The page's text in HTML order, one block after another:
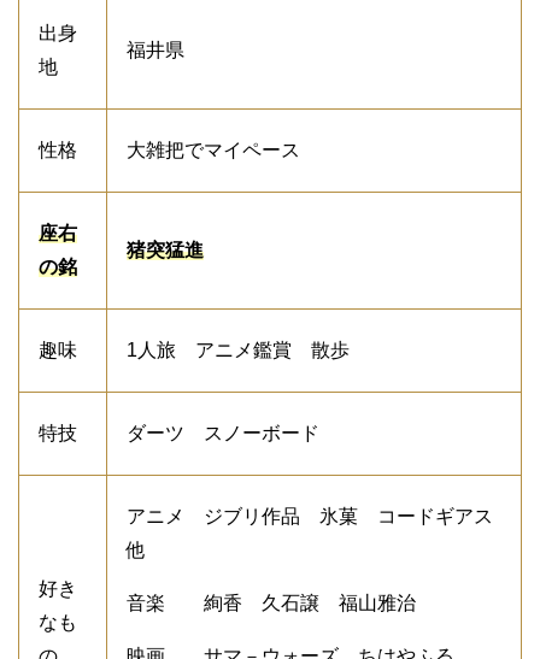
出身
地
福井県
性格 大雑把でマイペース
座右
の銘
猪突猛進
趣味 1人旅 アニメ鑑賞 散歩
特技 ダーツ スノーボード
好き
なも
アニメ ジブリ作品 氷菓 コードギアス
他
音楽 絢香 久石譲 福山雅治